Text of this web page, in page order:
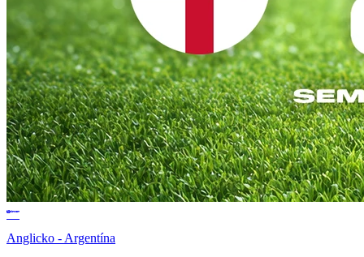
Anglicko - Argentína